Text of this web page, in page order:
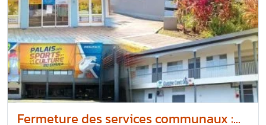
Fermeture des services communaux :...